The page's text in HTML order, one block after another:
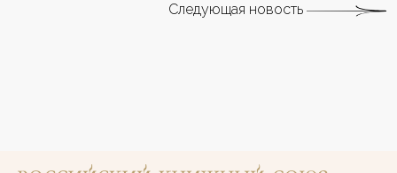
Следующая новость